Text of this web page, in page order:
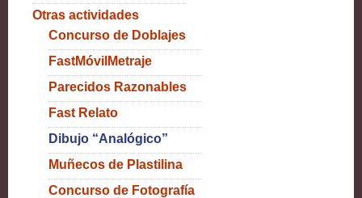
Otras actividades
Concurso de Doblajes
FastMóvilMetraje
Parecidos Razonables
Fast Relato
Dibujo “Analógico”
Muñecos de Plastilina
Concurso de Fotografía